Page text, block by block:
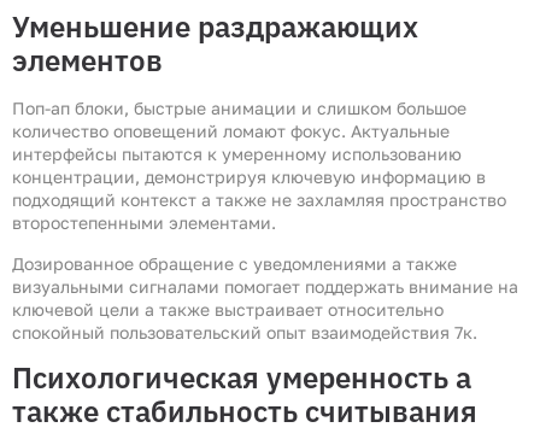
Уменьшение раздражающих
элементов
Поп-ап блоки, быстрые анимации и слишком большое
количество оповещений ломают фокус. Актуальные
интерфейсы пытаются к умеренному использованию
концентрации, демонстрируя ключевую информацию в
подходящий контекст а также не захламляя пространство
второстепенными элементами.
Дозированное обращение с уведомлениями а также
визуальными сигналами помогает поддержать внимание на
ключевой цели а также выстраивает относительно
спокойный пользовательский опыт взаимодействия 7к.
Психологическая умеренность а
также стабильность считывания